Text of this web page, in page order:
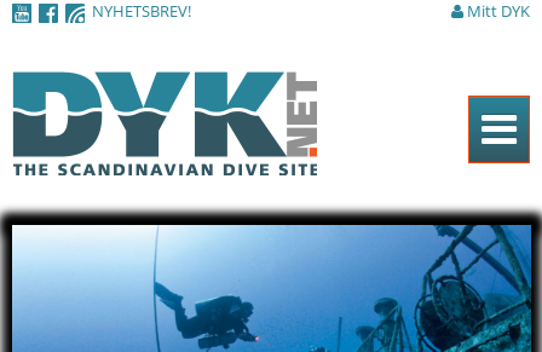
NYHETSBREV! Mitt DYK
Hem
Tidningen
Artiklar